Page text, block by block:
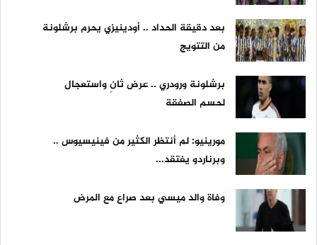
بعد دقيقة الحداد .. أودينيزي يحرم برشلونة
من التتويج
برشلونة ورودري .. عرض ثانٍ واستعجال
لحسم الصفقة
مورينيو: لم أنتظر الكثير من فينيسيوس ..
وبرناردو يفتقد...
وفاة والد ميسي بعد صراع مع المرض